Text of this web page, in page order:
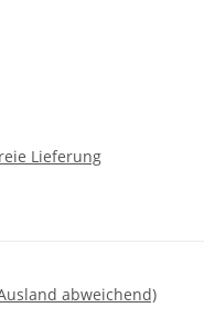
Lieferung
abweichend)